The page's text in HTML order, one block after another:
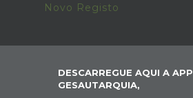
Novo Registo
DESCARREGUE AQUI A APP
GESAUTARQUIA,